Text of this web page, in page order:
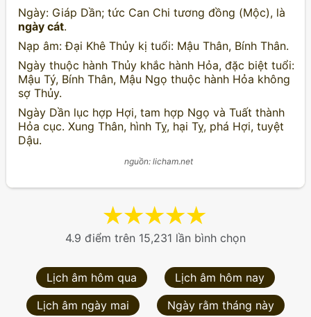
Ngày: Giáp Dần; tức Can Chi tương đồng (Mộc), là
ngày cát.
Nạp âm: Đại Khê Thủy kị tuổi: Mậu Thân, Bính Thân.
Ngày thuộc hành Thủy khắc hành Hỏa, đặc biệt tuổi:
Mậu Tý, Bính Thân, Mậu Ngọ thuộc hành Hỏa không
sợ Thủy.
Ngày Dần lục hợp Hợi, tam hợp Ngọ và Tuất thành
Hỏa cục. Xung Thân, hình Tỵ, hại Tỵ, phá Hợi, tuyệt
Dậu.
nguồn: licham.net
★
★
★
★
★
4.9 điểm trên 15,231 lần bình chọn
Lịch âm hôm qua
Lịch âm hôm nay
Lịch âm ngày mai
Ngày rằm tháng này